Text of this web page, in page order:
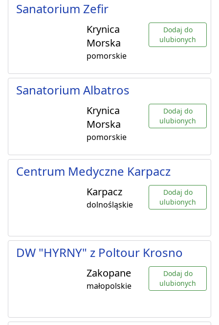
Sanatorium Zefir
Krynica
Morska
pomorskie
Dodaj do
ulubionych
Sanatorium Albatros
Krynica
Morska
pomorskie
Dodaj do
ulubionych
Centrum Medyczne Karpacz
Karpacz
dolnośląskie
Dodaj do
ulubionych
DW "HYRNY" z Poltour Krosno
Zakopane
małopolskie
Dodaj do
ulubionych